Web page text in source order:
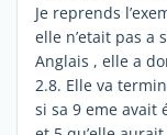
Je reprends
elle n’etait pas a
Anglais , elle a
2.8. Elle va
si sa 9 eme avait